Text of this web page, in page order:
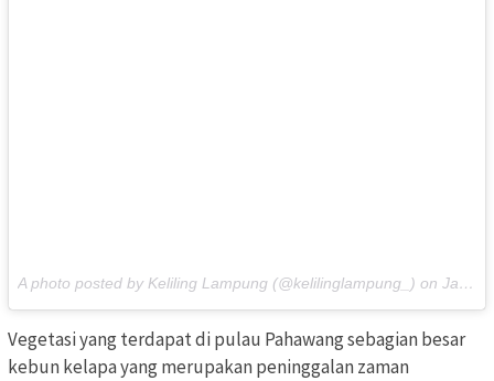
A photo posted by Keliling Lampung (@kelilinglampung_) on Jan 5, 2016 at 3:27am PST
Vegetasi yang terdapat di pulau Pahawang sebagian besar
kebun kelapa yang merupakan peninggalan zaman